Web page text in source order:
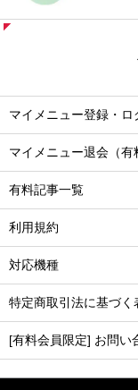
マイメニュー登録・ロ
マイメニュー退会（有
有料記事一覧
利用規約
対応機種
特定商取引法に基づく
[有料会員限定] お問い